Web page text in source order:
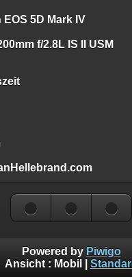
EOS 5D Mark IV
f/2.8L IS II USM
Powered by Piwigo
Ansicht : Mobil